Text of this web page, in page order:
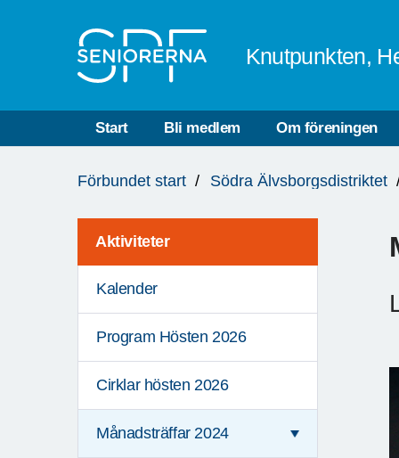
Knutpunkten,
Start Bli medlem Om föreningen
är
Förbundet start Södra Älvsborgsdistriktet
Aktiviteter
Kalender
Program Hösten 2026
Cirklar hösten 2026
Månadsträffar 2024